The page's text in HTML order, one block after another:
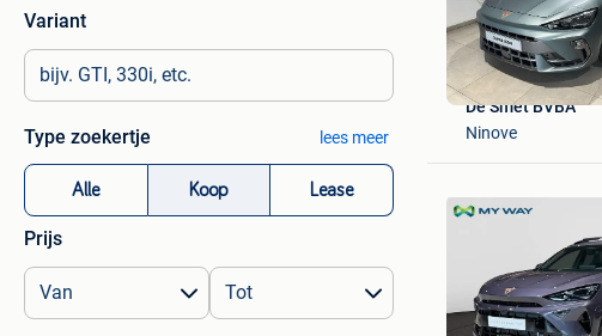
Variant
Type zoekertje lees meer
Alle Koop Lease
Prijs
De Smet BVBA
Ninove